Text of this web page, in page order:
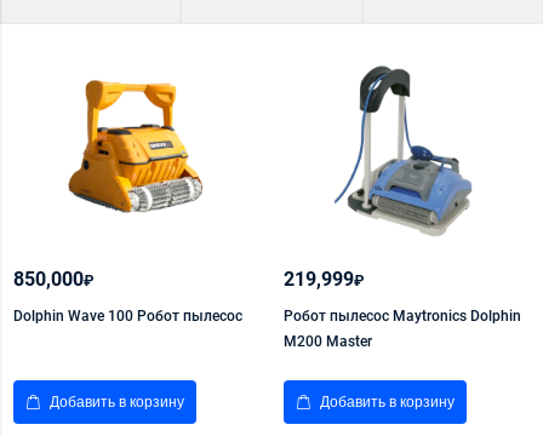
850,000₽
Dolphin Wave 100 Робот пылесос
Добавить в корзину
219,999₽
Робот пылесос Maytronics Dolphin
M200 Master
Добавить в корзину